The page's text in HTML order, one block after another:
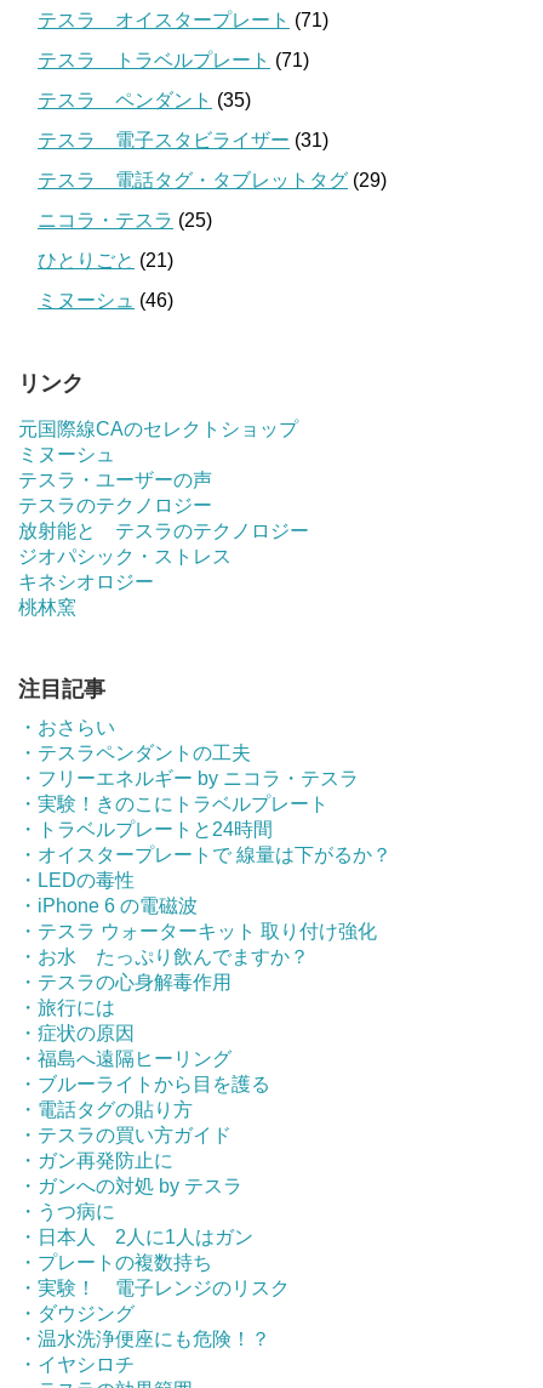
テスラ オイスタープレート (71)
テスラ トラベルプレート (71)
テスラ ペンダント (35)
テスラ 電子スタビライザー (31)
テスラ 電話タグ・タブレットタグ (29)
ニコラ・テスラ (25)
ひとりごと (21)
ミヌーシュ (46)
リンク
元国際線CAのセレクトショップ
ミヌーシュ
テスラ・ユーザーの声
テスラのテクノロジー
放射能と テスラのテクノロジー
ジオパシック・ストレス
キネシオロジー
桃林窯
注目記事
・おさらい
・テスラペンダントの工夫
・フリーエネルギー by ニコラ・テスラ
・実験！きのこにトラベルプレート
・トラベルプレートと24時間
・オイスタープレートで 線量は下がるか？
・LEDの毒性
・iPhone 6 の電磁波
・テスラ ウォーターキット 取り付け強化
・お水 たっぷり飲んでますか？
・テスラの心身解毒作用
・旅行には
・症状の原因
・福島へ遠隔ヒーリング
・ブルーライトから目を護る
・電話タグの貼り方
・テスラの買い方ガイド
・ガン再発防止に
・ガンへの対処 by テスラ
・うつ病に
・日本人 2人に1人はガン
・プレートの複数持ち
・実験！ 電子レンジのリスク
・ダウジング
・温水洗浄便座にも危険！？
・イヤシロチ